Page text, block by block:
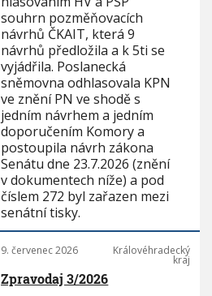
souhrn pozměňovacích
návrhů ČKAIT, která 9
návrhů předložila a k 5ti se
vyjádřila. Poslanecká
sněmovna odhlasovala KPN
ve znění PN ve shodě s
jedním návrhem a jedním
doporučením Komory a
postoupila návrh zákona
Senátu dne 23.7.2026 (znění
v dokumentech níže) a pod
číslem 272 byl zařazen mezi
senátní tisky.
9. červenec 2026 Královéhradecký
kraj
Zpravodaj 3/2026